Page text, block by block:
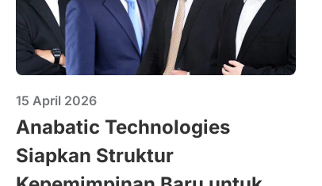
15 April 2026
Anabatic Technologies
Siapkan Struktur